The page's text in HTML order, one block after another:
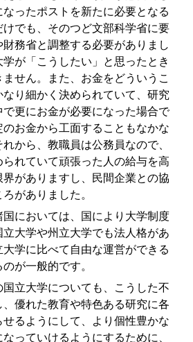
ったポストを新たに必要となる
けでも、そのつど文部科学省に要
務省と調整する必要がありまし
が「こうしたい」と思ったとき
せん。また、お金をどういうこ
なり細かく決められていて、研究
で更にお金が必要になった場合で
のお金から工面することもなかな
から、教職員は公務員なので、
れていて頑張った人の給与を高
界がありますし、民間企業との協
がありました。
においては、国により大学制度
大学や州立大学でも法人格があ
大学に比べて自由な運営ができる
が一般的です。
立大学についても、こうした不
優れた教育や特色ある研究に各
るようにして、より個性豊かな
っていけるようにするために、